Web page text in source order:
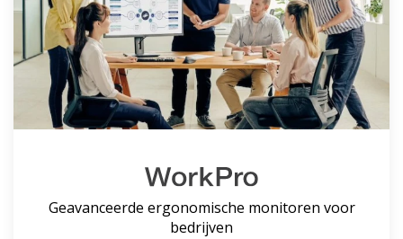
Geavanceerde ergonomische monitoren voor
bedrijven